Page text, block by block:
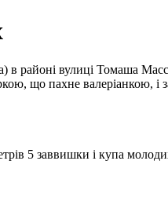
в районі вулиці Томаша
що пахне валеріанкою, і
5 заввишки і купа